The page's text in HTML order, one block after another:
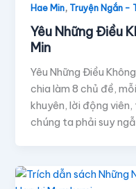
Hae Min, Truyện Ngắn -
Yêu Những Điều
Min
Yêu Những Điều
chia làm 8 chủ đề,
khuyên, lời động
chúng ta phải suy